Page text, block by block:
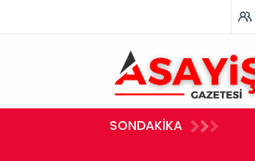
SONDAKİKA